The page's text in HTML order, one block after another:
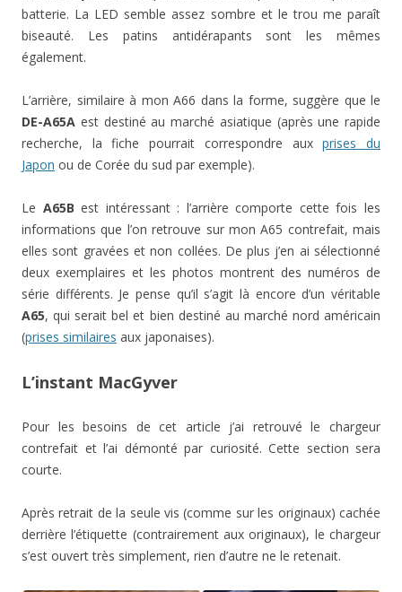
batterie. La LED semble assez sombre et le trou me paraît
biseauté. Les patins antidérapants sont les mêmes
également.
L’arrière, similaire à mon A66 dans la forme, suggère que le
DE-A65A est destiné au marché asiatique (après une rapide
recherche, la fiche pourrait correspondre auxprises du
Japon ou de Corée du sud par exemple).
Le A65B est intéressant : l’arrière comporte cette fois les
informations que l’on retrouve sur mon A65 contrefait, mais
elles sont gravées et non collées. De plus j’en ai sélectionné
deux exemplaires et les photos montrent des numéros de
série différents. Je pense qu’il s’agit là encore d’un véritable
A65, qui serait bel et bien destiné au marché nord américain
(prises similaires aux japonaises).
L’instant MacGyver
Pour les besoins de cet article j’ai retrouvé le chargeur
contrefait et l’ai démonté par curiosité. Cette section sera
courte.
Après retrait de la seule vis (comme sur les originaux) cachée
derrière l’étiquette (contrairement aux originaux), le chargeur
s’est ouvert très simplement, rien d’autre ne le retenait.